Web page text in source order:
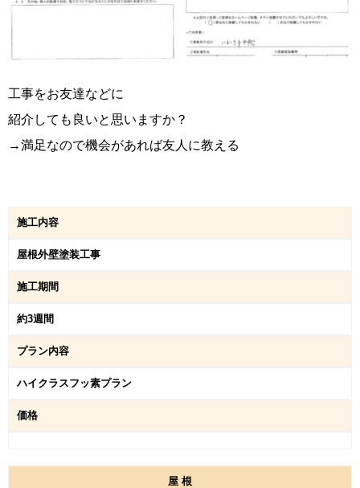
工事をお友達などに
紹介しても良いと思いますか？
→満足なので機会があれば友人に教える
施工内容
屋根外壁塗装工事
施工期間
約3週間
プラン内容
ハイクラスフッ素プラン
価格
屋 根